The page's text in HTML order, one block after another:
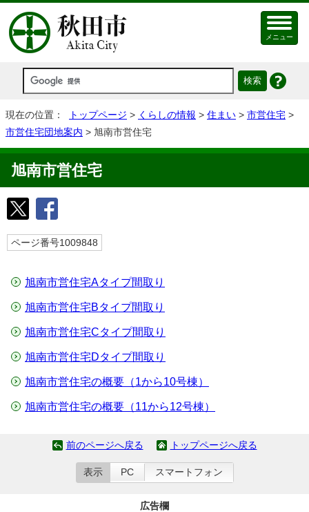
メニュー
現在の位置： トップページ > くらしの情報 > 住まい > 市営住宅 >
市営住宅団地案内 > 旭南市営住宅
旭南市営住宅
ページ番号1009848
旭南市営住宅Aタイプ間取り
旭南市営住宅Bタイプ間取り
旭南市営住宅Cタイプ間取り
旭南市営住宅Dタイプ間取り
旭南市営住宅の概要（1から10号棟）
旭南市営住宅の概要（11から12号棟）
前のページへ戻る トップページへ戻る
表示 PC スマートフォン
広告欄